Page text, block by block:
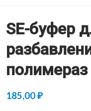
SE-буфер
полимераз
185,00₽